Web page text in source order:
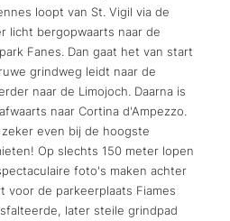
loopt van St. Vigil via de
licht bergopwaarts naar de
Fanes. Dan gaat het van start
grindweg leidt naar de
naar de Limojoch. Daarna is
naar Cortina d'Ampezzo.
even bij de hoogste
Op slechts 150 meter lopen
foto's maken achter
voor de parkeerplaats Fiames
later steile grindpad